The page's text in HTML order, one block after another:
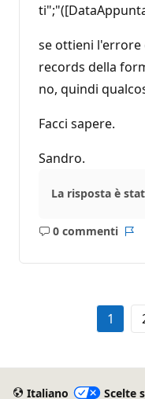
se ottieni l'errore
records della
no, quindi
Facci sapere.
Sandro.
La risposta è
0 commenti
Nessun
1
Italiano Scelte